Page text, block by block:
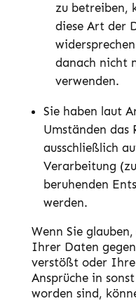
zu betreiben,
diese Art der
danach nicht
verwenden.
Sie haben laut
Umständen das
ausschließlich
Verarbeitung
beruhenden
werden.
Wenn Sie
Ihrer Daten
verstößt oder
Ansprüche in
worden sind,